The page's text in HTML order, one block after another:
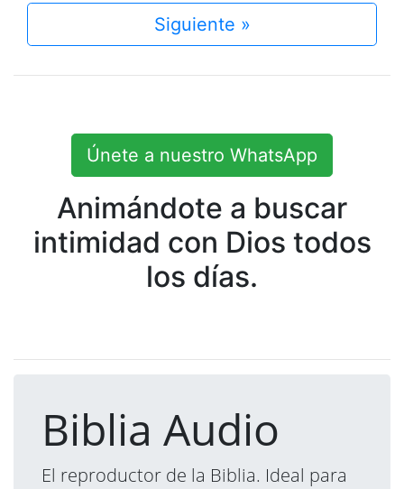
Siguiente »
Únete a nuestro WhatsApp
Animándote a buscar
intimidad con Dios todos
los días.
Biblia Audio
El reproductor de la Biblia. Ideal para